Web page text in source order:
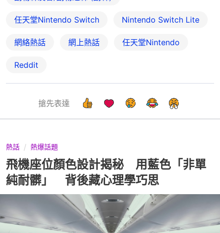
任天堂Nintendo Switch Nintendo Switch Lite
網絡熱話 網上熱話 任天堂Nintendo
Reddit
搶先表達
熱話 熱爆話題
飛機座位顏色設計揭秘 用藍色「非單
純耐髒」 背後藏心理學巧思